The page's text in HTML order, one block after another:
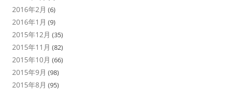
2016年2月 (6)
2016年1月 (9)
2015年12月 (35)
2015年11月 (82)
2015年10月 (66)
2015年9月 (98)
2015年8月 (95)